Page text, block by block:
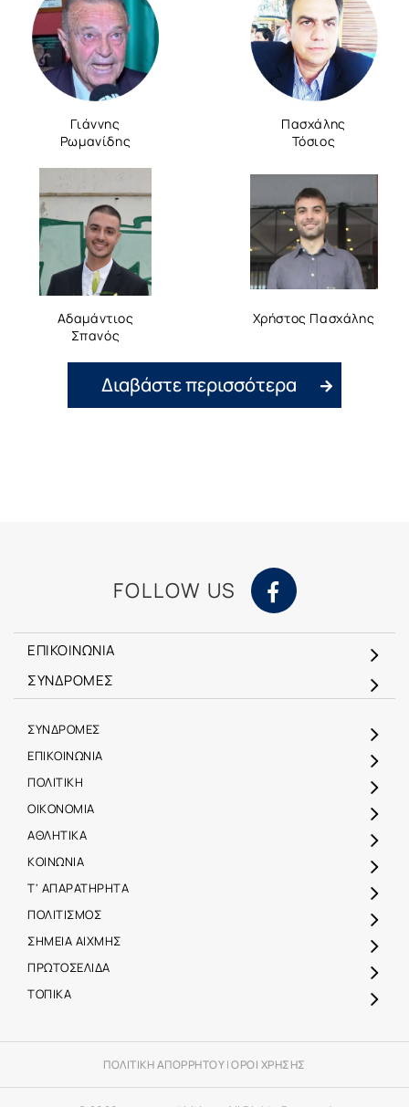
Γιάννης
Ρωμανίδης
Πασχάλης
Τόσιος
Αδαμάντιος
Σπανός
Χρήστος Πασχάλης
Διαβάστε περισσότερα
FOLLOW US
ΕΠΙΚΟΙΝΩΝΙΑ
ΣΥΝΔΡΟΜΕΣ
ΣΥΝΔΡΟΜΕΣ
ΕΠΙΚΟΙΝΩΝΙΑ
ΠΟΛΙΤΙΚΗ
ΟΙΚΟΝΟΜΙΑ
ΑΘΛΗΤΙΚΑ
ΚΟΙΝΩΝΙΑ
Τ' ΑΠΑΡΑΤΗΡΗΤΑ
ΠΟΛΙΤΙΣΜΟΣ
ΣΗΜΕΙΑ ΑΙΧΜΗΣ
ΠΡΩΤΟΣΕΛΙΔΑ
ΤΟΠΙΚΑ
ΠΟΛΙΤΙΚΗ ΑΠΟΡΡΗΤΟΥ|ΟΡΟΙ ΧΡΗΣΗΣ